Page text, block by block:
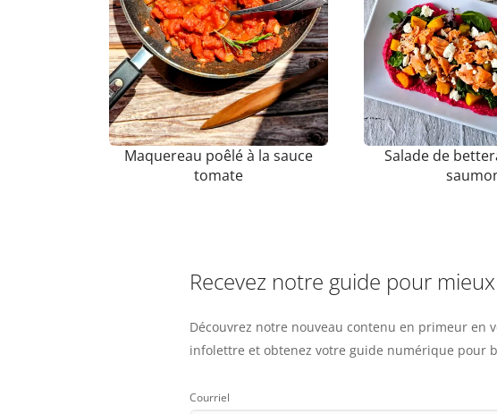
Maquereau poêlé à la sauce
tomate
Salade de
Recevez notre guide pour
Découvrez notre nouveau contenu en primeur en
infolettre et obtenez votre guide numérique pour
Courriel